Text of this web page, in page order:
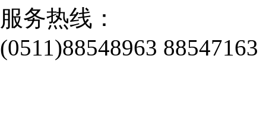
服务热线：
(0511)88548963 88547163